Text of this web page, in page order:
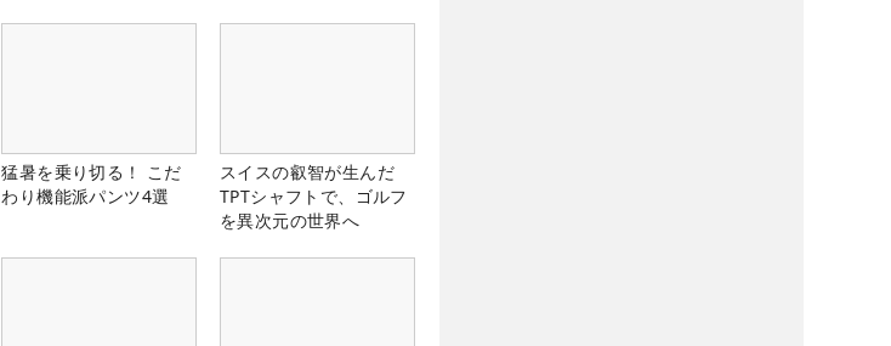
猛暑を乗り切る！ こだ
わり機能派パンツ4選
スイスの叡智が生んだ
TPTシャフトで、ゴルフ
を異次元の世界へ